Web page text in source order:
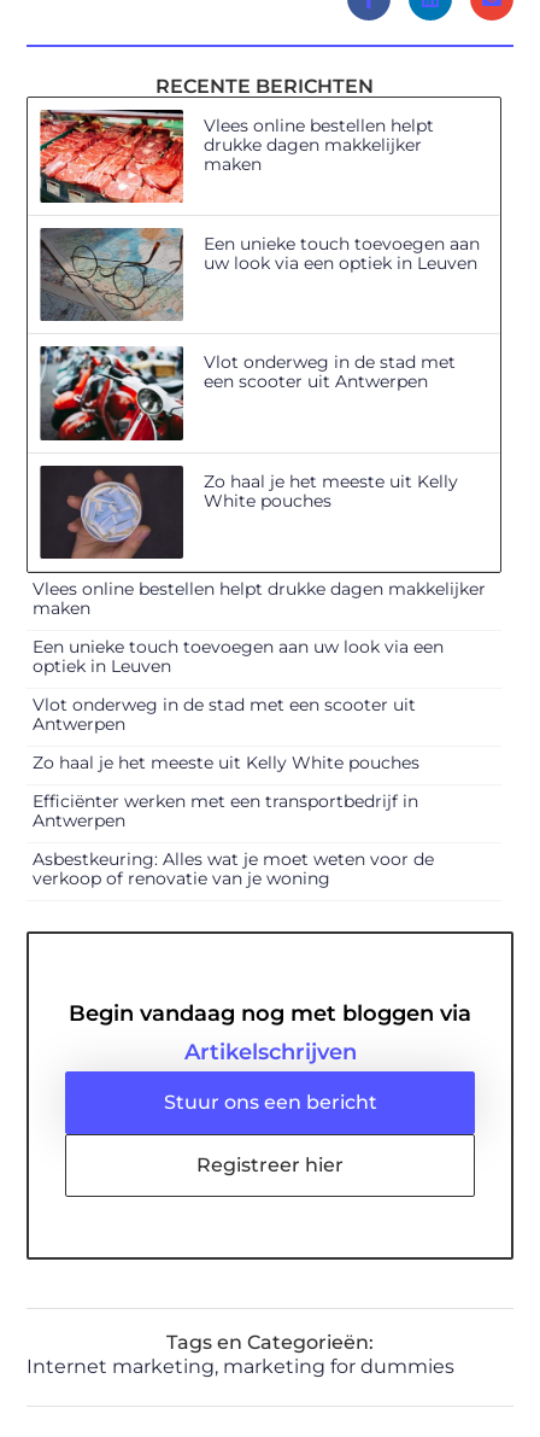
RECENTE BERICHTEN
Vlees online bestellen helpt
drukke dagen makkelijker
maken
Een unieke touch toevoegen aan
uw look via een optiek in Leuven
Vlot onderweg in de stad met
een scooter uit Antwerpen
Zo haal je het meeste uit Kelly
White pouches
Vlees online bestellen helpt drukke dagen makkelijker
maken
Een unieke touch toevoegen aan uw look via een
optiek in Leuven
Vlot onderweg in de stad met een scooter uit
Antwerpen
Zo haal je het meeste uit Kelly White pouches
Efficiënter werken met een transportbedrijf in
Antwerpen
Asbestkeuring: Alles wat je moet weten voor de
verkoop of renovatie van je woning
Begin vandaag nog met bloggen via
Artikelschrijven
Stuur ons een bericht
Registreer hier
Tags en Categorieën:
Internet marketing, marketing for dummies